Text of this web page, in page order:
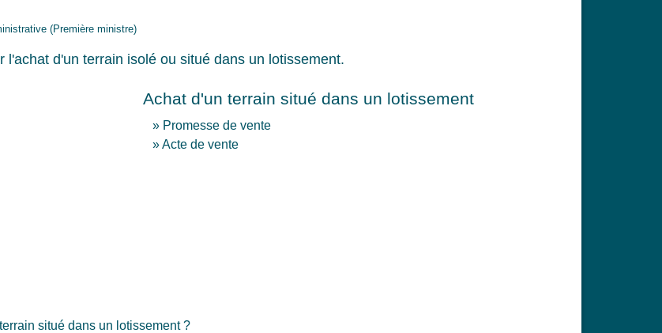
(Première ministre)
d'un terrain isolé ou situé dans un lotissement.
Achat d'un terrain situé dans un lotissement
Promesse de vente
Acte de vente
situé dans un lotissement ?